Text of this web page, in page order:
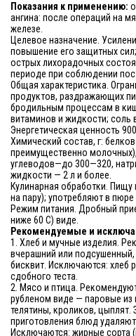
Показания к применению:
ангина: после операций на
железе.
Целевое назначение.
повышение его защитных
острых лихорадочных
периоде при соблюдении
Общая характеристика.
продуктов, раздражающих
бродильным процессам в
витаминов и жидкости; соль
Энергетическая ценность
Химический состав, г:
преимущественно
углеводов—до 300—320,
жидкости — 2 л и более.
Кулинарная обработки. Пищу
на пару); употребляют в
Режим питания. Дробный
ниже 60 С) виде.
Рекомендуемые и
1. Хлеб и мучные изделия.
вчерашний или подсушенный,
бисквит. Исключаются: хлеб
сдобного теста.
2. Мясо и птица.
рубленом виде — паровые из
телятины, кроликов, цыплят.
приготовления блюд
Исключаются: жирные сорта